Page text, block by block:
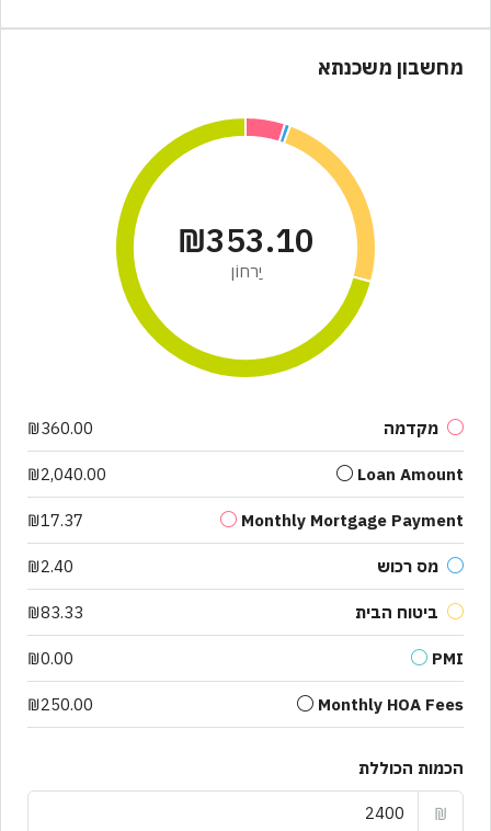
מחשבון משכנתא
₪353.10
יַרחוֹן
מקדמה ₪360.00
Loan Amount
₪2,040.00
Monthly Mortgage Payment
₪17.37
מס רכוש ₪2.40
ביטוח הבית ₪83.33
PMI
₪0.00
Monthly HOA Fees
₪250.00
הכמות הכוללת
₪